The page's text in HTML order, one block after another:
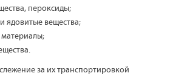
пероксиды;
ядовитые вещества;
за их транспортировкой